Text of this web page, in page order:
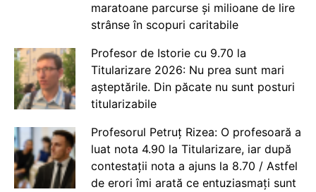
maratoane parcurse și milioane de lire
strânse în scopuri caritabile
Profesor de Istorie cu 9.70 la
Titularizare 2026: Nu prea sunt mari
așteptările. Din păcate nu sunt posturi
titularizabile
Profesorul Petruț Rizea: O profesoară a
luat nota 4.90 la Titularizare, iar după
contestații nota a ajuns la 8.70 / Astfel
de erori îmi arată ce entuziasmați sunt